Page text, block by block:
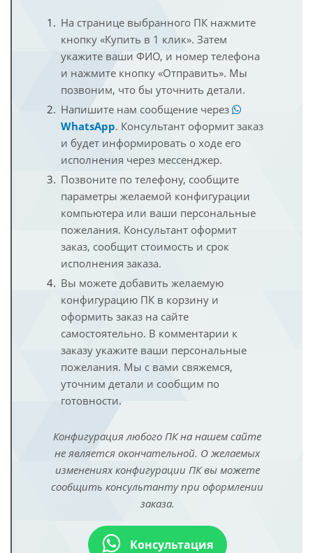
На странице выбранного ПК нажмите
кнопку «Купить в 1 клик». Затем
укажите ваши ФИО, и номер телефона
и нажмите кнопку «Отправить». Мы
позвоним, что бы уточнить детали.
Напишите нам сообщение через
WhatsApp. Консультант оформит заказ
и будет информировать о ходе его
исполнения через мессенджер.
Позвоните по телефону, сообщите
параметры желаемой конфигурации
компьютера или ваши персональные
пожелания. Консультант оформит
заказ, сообщит стоимость и срок
исполнения заказа.
Вы можете добавить желаемую
конфигурацию ПК в корзину и
оформить заказ на сайте
самостоятельно. В комментарии к
заказу укажите ваши персональные
пожелания. Мы с вами свяжемся,
уточним детали и сообщим по
готовности.
Конфигурация любого ПК на нашем сайте
не является окончательной. О желаемых
изменениях конфигурации ПК вы можете
сообщить консультанту при оформлении
заказа.
Консультация